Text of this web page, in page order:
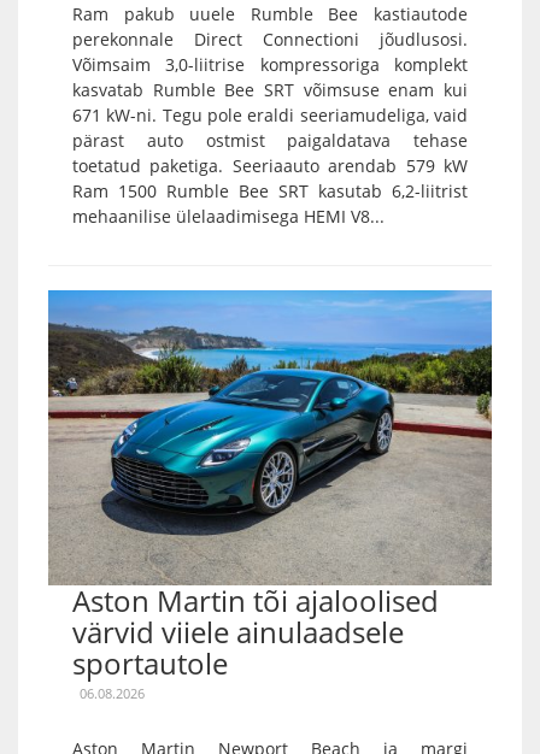
Ram pakub uuele Rumble Bee kastiautode
perekonnale Direct Connectioni jõudlusosi.
Võimsaim 3,0-liitrise kompressoriga komplekt
kasvatab Rumble Bee SRT võimsuse enam kui
671 kW-ni. Tegu pole eraldi seeriamudeliga, vaid
pärast auto ostmist paigaldatava tehase
toetatud paketiga. Seeriaauto arendab 579 kW
Ram 1500 Rumble Bee SRT kasutab 6,2-liitrist
mehaanilise ülelaadimisega HEMI V8...
Aston Martin tõi ajaloolised
värvid viiele ainulaadsele
sportautole
06.08.2026
Aston Martin Newport Beach ja margi